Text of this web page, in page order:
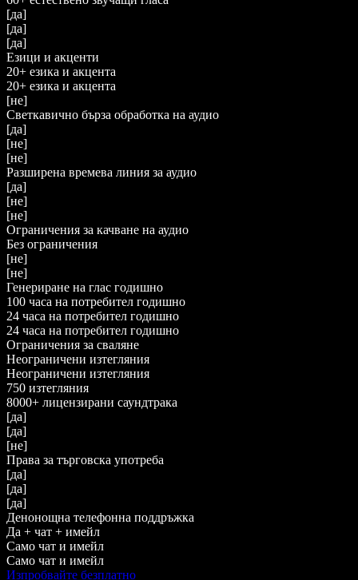
[да]
[да]
[да]
Езици и акценти
20+ езика и акцента
20+ езика и акцента
[не]
Светкавично бърза обработка на аудио
[да]
[не]
[не]
Разширена времева линия за аудио
[да]
[не]
[не]
Ограничения за качване на аудио
Без ограничения
[не]
[не]
Генериране на глас годишно
100 часа на потребител годишно
24 часа на потребител годишно
24 часа на потребител годишно
Ограничения за сваляне
Неограничени изтегляния
Неограничени изтегляния
750 изтегляния
8000+ лицензирани саундтрака
[да]
[да]
[не]
Права за търговска употреба
[да]
[да]
[да]
Денонощна телефонна поддръжка
Да + чат + имейл
Само чат и имейл
Само чат и имейл
Изпробвайте безплатно